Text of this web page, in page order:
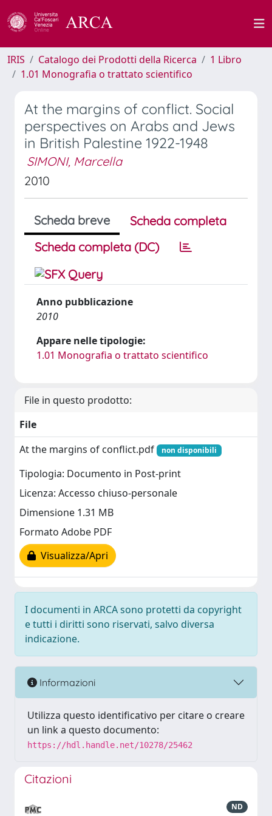
IRIS Catalogo dei Prodotti della Ricerca
1 Libro
1.01 Monografia o trattato scientifico
At the margins of conflict. Social
perspectives on Arabs and Jews
in British Palestine 1922-1948
SIMONI, Marcella
2010
Scheda breve
Scheda completa
Scheda completa (DC)
Anno pubblicazione
2010
Appare nelle tipologie:
1.01 Monografia o trattato scientifico
File in questo prodotto:
File
At the margins of conflict.pdf
non disponibili
Tipologia: Documento in Post-print
Licenza: Accesso chiuso-personale
Dimensione 1.31 MB
Formato Adobe PDF
Visualizza/Apri
I documenti in ARCA sono protetti da copyright
e tutti i diritti sono riservati, salvo diversa
indicazione.
Informazioni
Utilizza questo identificativo per citare o creare
un link a questo documento:
https://hdl.handle.net/10278/25462
Citazioni
ND